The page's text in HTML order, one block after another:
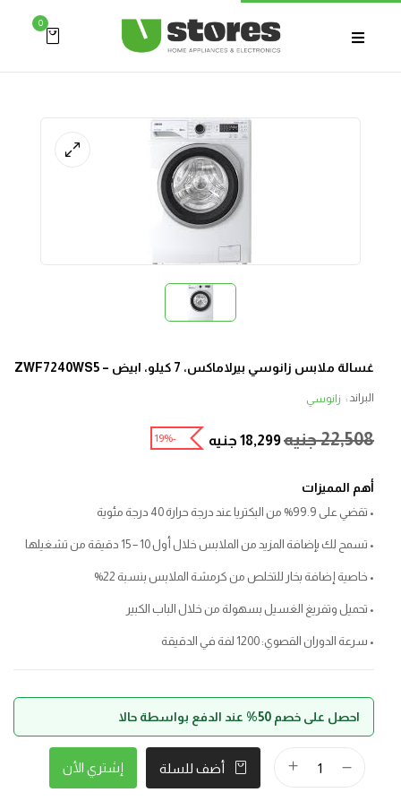
0
غسالة ملابس زانوسي بيرلاماكس، 7 كيلو، ابيض – ZWF7240WS5
البراند : زانوسي
22,508جنيه18,299 جنيه -19%
أهم المميزات
• تقضي على 99.9% من البكتريا عند درجة حرارة 40 درجة مئوية
• تسمح لك بإضافة المزيد من الملابس خلال أول 10 – 15 دقيقة من تشغيلها
• خاصية إضافة بخار للتخلص من كرمشة الملابس بنسبة 22%
• تحميل وتفريغ الغسيل بسهولة من خلال الباب الكبير
• سرعة الدوران القصوي: 1200 لفة في الدقيقة
احصل على خصم 50% عند الدفع بواسطة حالا
أضف للسلة إشتري الأن